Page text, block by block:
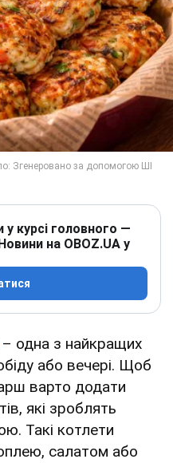
курсі головного —
на OBOZ.UA у
– одна з найкращих
або вечері. Щоб
варто додати
які зроблять
Такі котлети
салатом або